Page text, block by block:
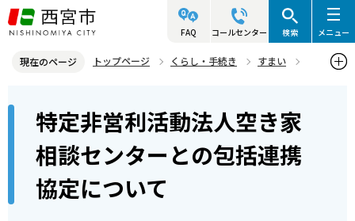
こ
の
ジ
す
FAQ コールセンター 検索 メニュー
現在のページ トップページ くらし・手続き
すまい
特定非営利活動法人空き家相談センターとの包括連携協定について
ら
特定非営利活動法人空き家
相談センターとの包括連携
協定について